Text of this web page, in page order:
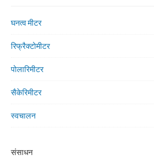
घनत्व मीटर
रिफ्रैक्टोमीटर
पोलारिमीटर
सैकेरिमीटर
स्वचालन
संसाधन